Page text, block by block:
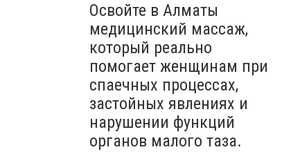
Освойте в Алматы
медицинский массаж,
который реально
помогает женщинам при
спаечных процессах,
застойных явлениях и
нарушении функций
органов малого таза.